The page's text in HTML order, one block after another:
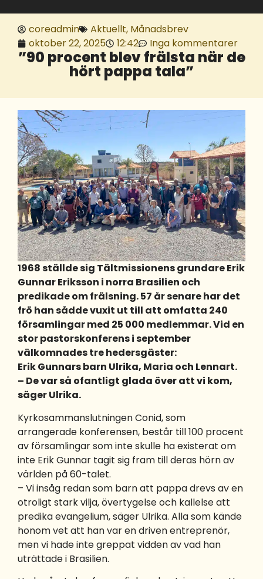
coreadmin Aktuellt, Månadsbrev
oktober 22, 2025
12:42 Inga kommentarer
”90 procent blev frälsta när de
hört pappa tala”
1968 ställde sig Tältmissionens grundare Erik
Gunnar Eriksson i norra Brasilien och
predikade om frälsning. 57 år senare har det
frö han sådde vuxit ut till att omfatta 240
församlingar med 25 000 medlemmar. Vid en
stor pastorskonferens i september
välkomnades tre hedersgäster:
Erik Gunnars barn Ulrika, Maria och Lennart.
– De var så ofantligt glada över att vi kom,
säger Ulrika.
Kyrkosammanslutningen Conid, som
arrangerade konferensen, består till 100 procent
av församlingar som inte skulle ha existerat om
inte Erik Gunnar tagit sig fram till deras hörn av
världen på 60-talet.
– Vi insåg redan som barn att pappa drevs av en
otroligt stark vilja, övertygelse och kallelse att
predika evangelium, säger Ulrika. Alla som kände
honom vet att han var en driven entreprenör,
men vi hade inte greppat vidden av vad han
uträttade i Brasilien.